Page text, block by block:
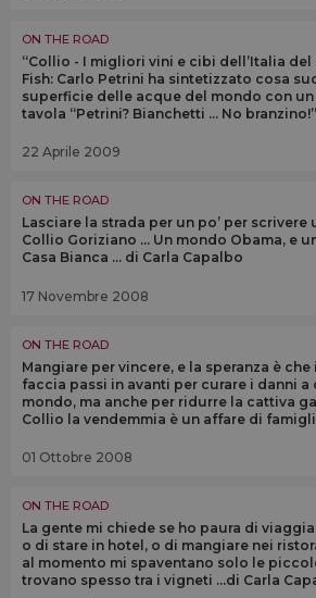
ON THE ROAD
“Collio - I migliori vini e cibi dell’Italia del
Fish: Carlo Petrini ha sintetizzato cosa
superficie delle acque del mondo con
tavola “Petrini? Bianchetti … No
22 Aprile 2009
ON THE ROAD
Lasciare la strada per un po’ per
Collio Goriziano ... Un mondo Obama, e
Casa Bianca ... di Carla Capalbo
17 Novembre 2008
ON THE ROAD
Mangiare per vincere, e la speranza è
faccia passi in avanti per curare i danni
mondo, ma anche per ridurre la cattiva
Collio la vendemmia è un affare di
01 Ottobre 2008
ON THE ROAD
La gente mi chiede se ho paura di
o di stare in hotel, o di mangiare nei
al momento mi spaventano solo le
trovano spesso tra i vigneti ...di Carla